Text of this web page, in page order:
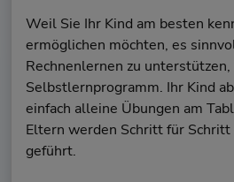
Weil Sie Ihr Kind am besten
ermöglichen möchten, es
Rechnenlernen zu
Selbstlernprogramm. Ihr Kind
einfach alleine Übungen am
Eltern werden Schritt für Schritt
geführt.